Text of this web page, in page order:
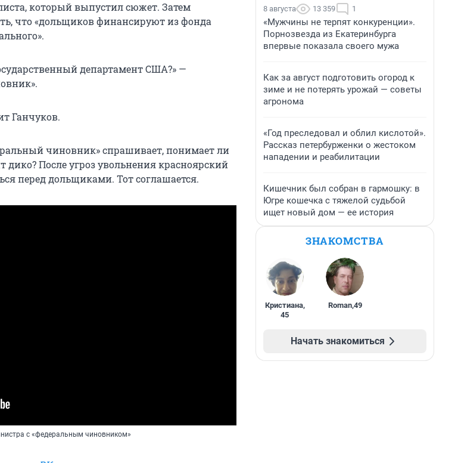
который выпустил сюжет. Затем
что «дольщиков финансируют из фонда
департамент США?» —
Ганчуков.
чиновник» спрашивает, понимает ли
дико? После угроз увольнения красноярский
перед дольщиками. Тот соглашается.
с «федеральным чиновником»
8 августа 13 359 1
«Мужчины не терпят конкуренции».
Порнозвезда из Екатеринбурга
впервые показала своего мужа
Как за август подготовить огород к
зиме и не потерять урожай — советы
агронома
«Год преследовал и облил кислотой».
Рассказ петербурженки о жестоком
нападении и реабилитации
Кишечник был собран в гармошку: в
Югре кошечка с тяжелой судьбой
ищет новый дом — ее история
ЗНАКОМСТВА
Кристиана,
45
Roman,49
Начать знакомиться